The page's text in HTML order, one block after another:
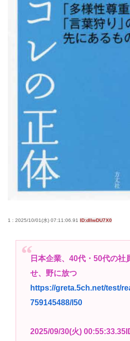
会を見て感じたこと」
高市早苗さん、憧れのバンド
サイン入りドラム・スティッ
若くて美人なママと親友の淫
かされる「女神の加護を受け
ガチで “ママ” ブーム来てるよ
ポケカ資産が100万円超えた男
【高市動画】こういうオスガ
まれるの？
Powered by livedoor 相互RSS
1 : 2025/10/01(水) 07:11:06.91 ID:dIIwDU7X0
日本企業、40代・50代の社
せ、野に放つ
https://greta.5ch.net/test/
759145488/l50
2025/09/30(火)